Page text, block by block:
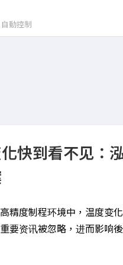
動控制
快到看不见：
精度制程环境中，温度变
要资讯被忽略，进而影响